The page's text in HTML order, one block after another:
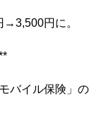
円に。
バイル保険」の